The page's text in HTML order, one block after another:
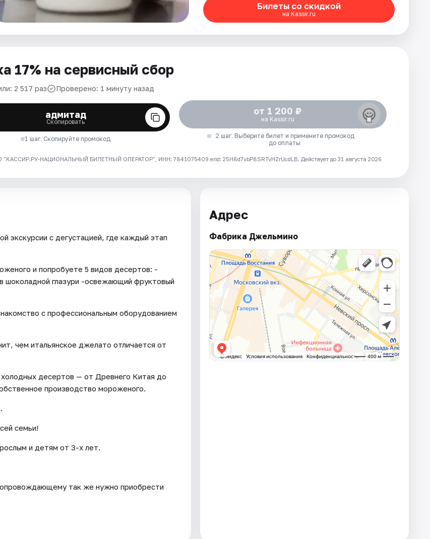
Билеты со скидкой
на Kassir.ru
17% на сервисный сбор
2 517 раз Проверено: 1 минуту назад
адмитад
Скопировать
1 шаг. Скопируйте промокод
от 1 200 ₽
на Kassir.ru
2 шаг. Выберите билет и примените промокод
до оплаты
"КАССИР.РУ-НАЦИОНАЛЬНЫЙ БИЛЕТНЫЙ ОПЕРАТОР", ИНН: 7841075409 erid: 25H8d7vbP8SRTvHZrUcdLB. Действует до 31 августа 2026
экскурсии с дегустацией, где каждый этап
и попробуете 5 видов десертов: -
шоколадной глазури -освежающий фруктовый
с профессиональным оборудованием
чем итальянское джелато отличается от
десертов — от Древнего Китая до
производство мороженого.
семьи!
и детям от 3-х лет.
так же нужно приобрести
Адрес
Фабрика Джельмино